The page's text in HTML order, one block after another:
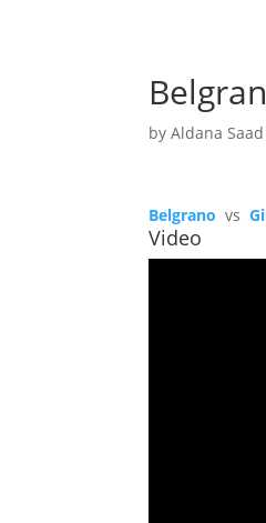
byAldana Saad
Belgrano vs
Video